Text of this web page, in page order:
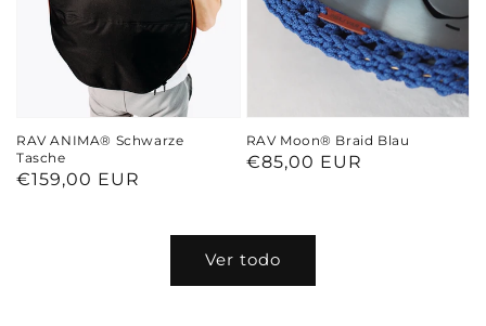
RAV ANIMA® Schwarze
Tasche
Precio
€159,00 EUR
RAV Moon® Braid Blau
Precio
€85,00 EUR
Ver todo